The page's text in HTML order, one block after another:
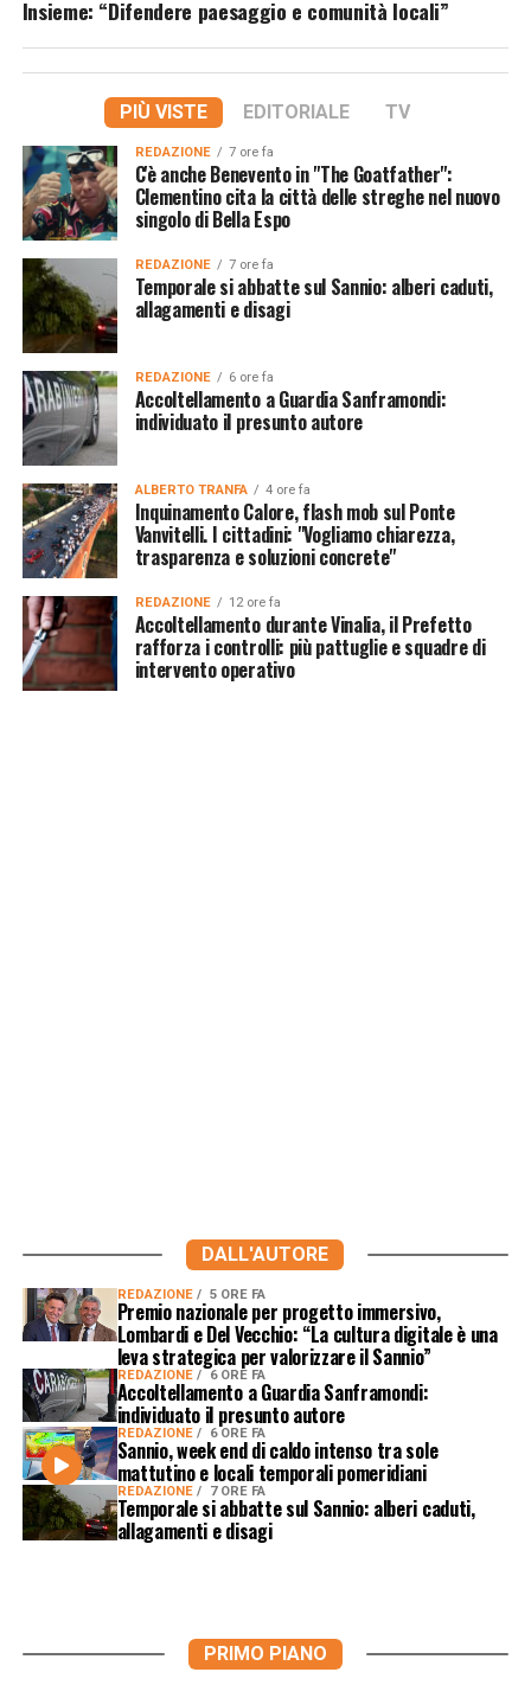
Insieme: “Difendere paesaggio e comunità locali”
PIÙ VISTE EDITORIALE TV
REDAZIONE 7 ore fa
C'è anche Benevento in "The Goatfather":
Clementino cita la città delle streghe nel nuovo
singolo di Bella Espo
REDAZIONE 7 ore fa
Temporale si abbatte sul Sannio: alberi caduti,
allagamenti e disagi
REDAZIONE 6 ore fa
Accoltellamento a Guardia Sanframondi:
individuato il presunto autore
ALBERTO TRANFA 4 ore fa
Inquinamento Calore, flash mob sul Ponte
Vanvitelli. I cittadini: "Vogliamo chiarezza,
trasparenza e soluzioni concrete"
REDAZIONE 12 ore fa
Accoltellamento durante Vinalia, il Prefetto
rafforza i controlli: più pattuglie e squadre di
intervento operativo
DALL'AUTORE
REDAZIONE 5 ORE FA
Premio nazionale per progetto immersivo,
Lombardi e Del Vecchio: “La cultura digitale è una
leva strategica per valorizzare il Sannio”
REDAZIONE 6 ORE FA
Accoltellamento a Guardia Sanframondi:
individuato il presunto autore
REDAZIONE 6 ORE FA
Sannio, week end di caldo intenso tra sole
mattutino e locali temporali pomeridiani
REDAZIONE 7 ORE FA
Temporale si abbatte sul Sannio: alberi caduti,
allagamenti e disagi
PRIMO PIANO